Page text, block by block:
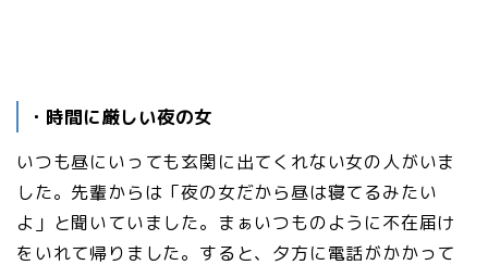
・時間に厳しい夜の女
いつも昼にいっても玄関に出てくれない女の人がいま
した。先輩からは「夜の女だから昼は寝てるみたい
よ」と聞いていました。まぁいつものように不在届け
をいれて帰りました。すると、夕方に電話がかかって